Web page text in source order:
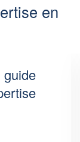
en
guide